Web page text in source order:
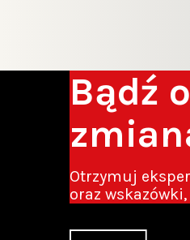
Bądź
Otrzymuj
oraz